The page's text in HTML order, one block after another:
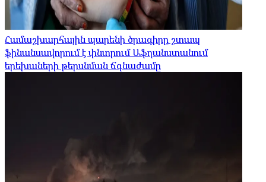
Համաշխարհային պարենի ծրագիրը շտապ
ֆինանսավորում է փնտրում Աֆղանստանում
երեխաների թերսնման ճգնաժամը